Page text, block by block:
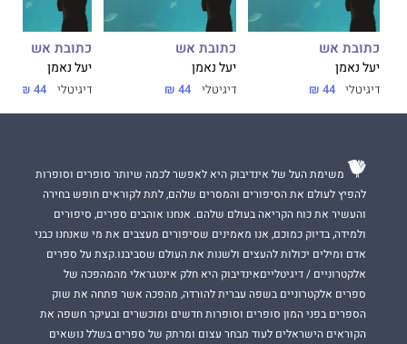
כתובת אש
יעל נאמן
דיגיטלי 44 ₪
כתובת אש
יעל נאמן
דיגיטלי 44 ₪
כתובת אש
יעל נאמן
דיגיטלי 44 ₪
משימת העל של אינדיבוק היא לאפשר לכמה שיותר סופרים וסופרות
להפיץ לעולם את הסיפורים והמסרים שלהם, לתת לקוראים חופש בחירה
והעשיר את כוח הקריאה בעולם שלהם. אנחנו אוהבים ספרים, סיפורים
ולמידה, בדיוק כמוכם, אנו מאמינים שסיפורים מעצבים את מי שאנחנו כבני
אדם ומילים יכולות להעצים ולשנות את העולם שסביבנו.קצת על ספרים
אלקטרוניים / דיגיטלייםאינדיבוק היא חלק אינטגראלי מהמהפכה של
ספרים אלקטרוניים בשפה עברית להורדה, מהפכה אשר פתחה את שוק
הספרים בפני המון סופרים וסופרות חדשים ומוכשרים ובעיקר חשפה את
הקוראים הישראלים לעוד מבחר עצום ומרתק של ספרים בשלל נושאים